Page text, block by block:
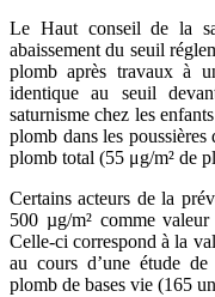
Le Haut conseil de la
abaissement du seuil
plomb après travaux à
identique au seuil
saturnisme chez les
plomb dans les poussières
plomb total (55 μg/m² de
Certains acteurs de la
500 µg/m² comme
Celle-ci correspond à la
au cours d’une étude
plomb de bases vie (165